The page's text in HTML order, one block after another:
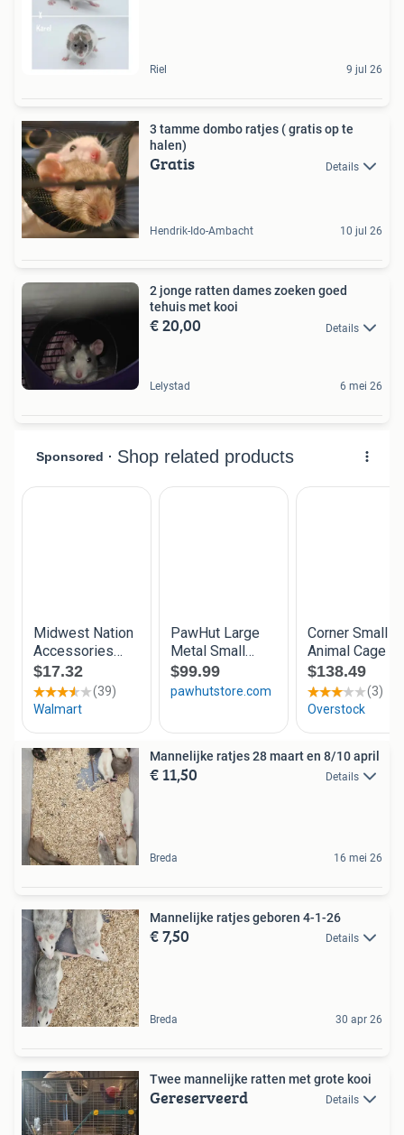
Riel 9 jul 26
3 tamme dombo ratjes ( gratis op te
halen)
Gratis Details
Hendrik-Ido-Ambacht 10 jul 26
2 jonge ratten dames zoeken goed
tehuis met kooi
€ 20,00 Details
Lelystad 6 mei 26
Mannelijke ratjes 28 maart en 8/10 april
€ 11,50 Details
Breda 16 mei 26
Mannelijke ratjes geboren 4-1-26
€ 7,50 Details
Breda 30 apr 26
Twee mannelijke ratten met grote kooi
Gereserveerd Details